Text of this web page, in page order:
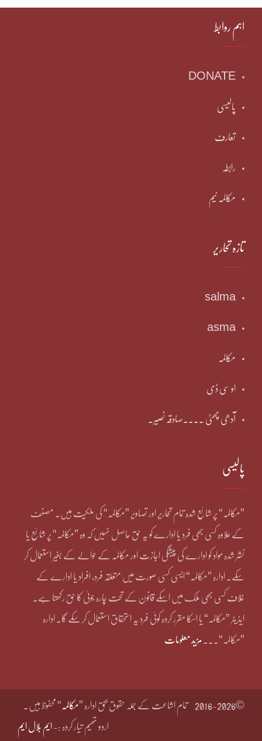
اہم روابط
DONATE
پالیسی
تعارف
رابطہ
مکالمہ ٹیم
تازہ تحاریر
salma
asma
مکالمہ
او سی ڈی
آدھی چھٹی ۔۔۔۔صادقہ نصیر۔
پالیسی
”مکالمہ“ پر شائع شدہ تمام تحاریر اور تصاویر ”مکالمہ“ کی ملکیت ہیں۔ مصنف
کے علاوہ کسی بھی فرد یا ادارے کو یہ حق حاصل نہیں کہ وہ ”مکالمہ“ پر شائع یا
نشر شدہ مواد کو ادارے کی پیشگی اجازت اور مکالمہ کے حوالے کے بغیر استعمال کر
سکے۔ ادارہ ”مکالمہ“ ایسی کسی صورت میں متعلقہ فرد، افراد یا ادارے کے
خلاف کسی بھی ملک میں اسکے قانون کے تحت چارہ جوئی کا حق رکھتا ہے۔
ایڈیٹر ”مکالمہ“ یا اسکا مقرر کردہ کوئی فرد یہ استحقاق استعمال کر سکے گا۔ ادارہ
”مکالمہ“۔۔۔ مزید معلومات
©2016-2026 تمام اشاعت کے جملہ حقوق بحق ادارہ ”مکالمہ “ محفوظ ہیں۔
اردو تھیم تیار کردہ :- ایم بلال ایم